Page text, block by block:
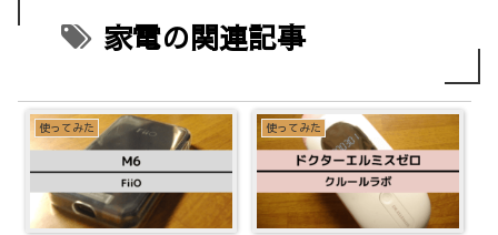
家電の関連記事
使ってみた 使ってみた